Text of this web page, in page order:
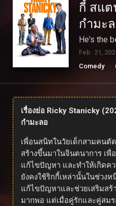
กี้ สแ
กำมะ
He's the
Feb. 21,
Comedy
เรื่องย่อ Ricky Stanicky
กำมะลอ
เพื่อนสนิทในวัยเด็กสามคนตั
สร้างขึ้นมาในจินตนาการ เพื่
แก้ไขปัญหา และทำให้เกิดค
ยังคงใช้ริกกี้เหล่านั้นในช่วงห
แก้ไขปัญหาและช่วยเสริมสร้
มากพอ แต่เมื่อคู่รักและคู่สมร